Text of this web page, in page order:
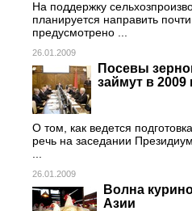
На поддержку
планируется направить
предусмотрено ...
26.01.2009
Посевы
займут в 2009
О том, как ведется
речь на заседании
...
26.01.2009
Волна
Азии